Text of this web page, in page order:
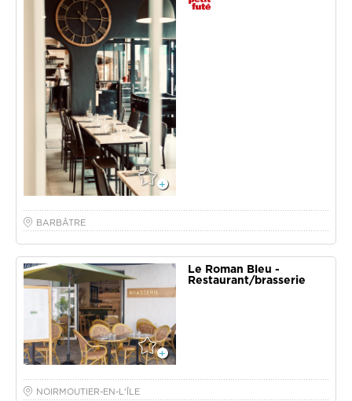
BARBÂTRE
Le Roman Bleu -
Restaurant/brasserie
NOIRMOUTIER-EN-L'ÎLE